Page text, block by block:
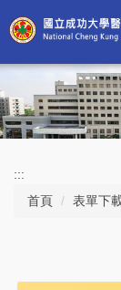
到
要
容
區
:::
首頁
表單下